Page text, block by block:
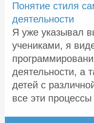
Понятие стиля
деятельности
Я уже указывал
учениками, я
деятельности, а
детей с
все эти